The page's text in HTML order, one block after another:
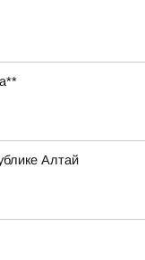
Алтай